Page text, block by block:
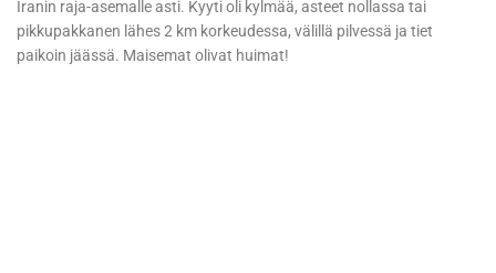
Iranin raja-asemalle asti. Kyyti oli kylmää, asteet nollassa tai
pikkupakkanen lähes 2 km korkeudessa, välillä pilvessä ja tiet
paikoin jäässä. Maisemat olivat huimat!